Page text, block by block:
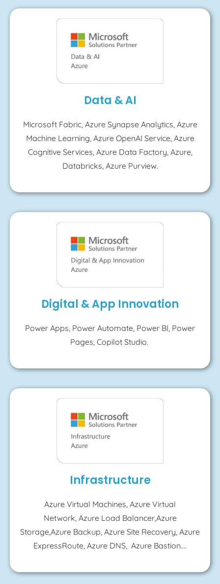
Data & AI
Microsoft Fabric, Azure Synapse Analytics, Azure
Machine Learning, Azure OpenAI Service, Azure
Cognitive Services, Azure Data Factory, Azure,
Databricks, Azure Purview.
Digital & App Innovation
Power Apps, Power Automate, Power BI, Power
Pages, Copilot Studio.
Infrastructure
Azure Virtual Machines, Azure Virtual
Network, Azure Load Balancer,Azure
Storage,Azure Backup, Azure Site Recovery, Azure
ExpressRoute, Azure DNS, Azure Bastion….